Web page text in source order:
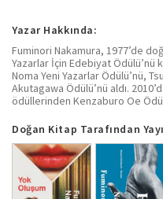
Yazar Hakkında:
Fuminori Nakamura, 1977’de
Yazarlar İçin Edebiyat Ödülü’nü
Noma Yeni Yazarlar Ödülü’nü,
Akutagawa Ödülü’nü aldı.
ödüllerinden Kenzaburo Oe
Doğan Kitap Tarafından